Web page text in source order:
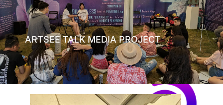
ARTSEE TALK MEDIA PROJECT